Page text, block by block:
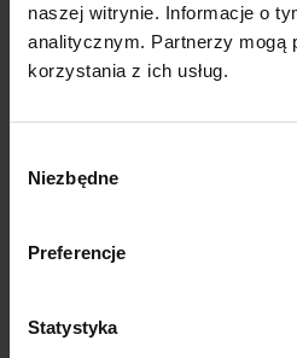
naszej witrynie. Informacje o
analitycznym. Partnerzy mogą
korzystania z ich usług.
zgody
Niezbędne
Preferencje
Statystyka